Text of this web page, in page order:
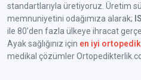
standartlarıyla üretiyoruz. Üretim
memnuniyetini odağımıza alarak;
ile 80’den fazla ülkeye ihracat
Ayak sağlığınız için en iyi
medikal çözümler